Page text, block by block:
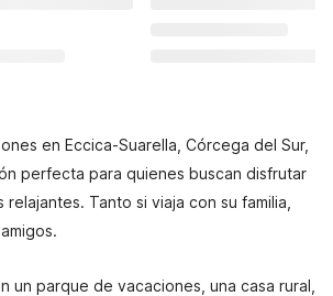
en Eccica-Suarella, Córcega del Sur,
perfecta para quienes buscan disfrutar
Tanto si viaja con su familia,
un parque de vacaciones, una casa rural,